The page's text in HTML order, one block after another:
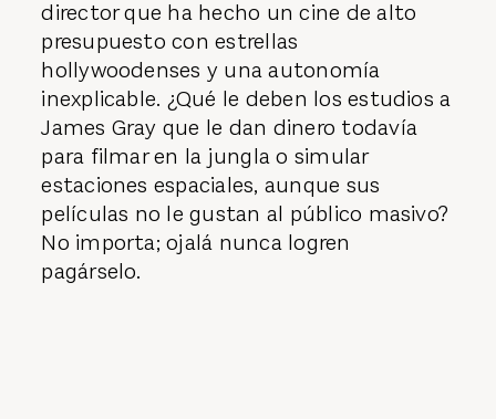
director que ha hecho un cine de alto
presupuesto con estrellas
hollywoodenses y una autonomía
inexplicable. ¿Qué le deben los estudios a
James Gray que le dan dinero todavía
para filmar en la jungla o simular
estaciones espaciales, aunque sus
películas no le gustan al público masivo?
No importa; ojalá nunca logren
pagárselo.